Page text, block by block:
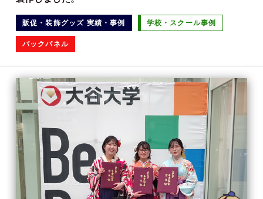
販促・装飾グッズ 実績・事例 学校・スクール事例
バックパネル